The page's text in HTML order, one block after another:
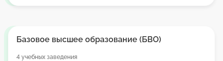
Базовое высшее образование (БВО)
4 учебных заведения